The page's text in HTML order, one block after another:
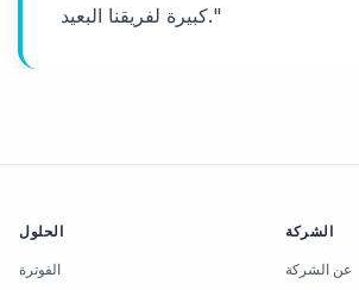
كبيرة لفريقنا البعيد."
الحلول
الفوترة
الشركة
عن الشركة